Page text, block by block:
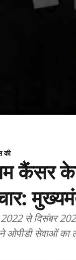
की
कैंसर
से दिसंबर
ओपीडी सेवाओं का